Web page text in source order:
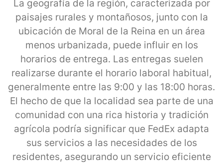
La geografía de la región, caracterizada por
paisajes rurales y montañosos, junto con la
ubicación de Moral de la Reina en un área
menos urbanizada, puede influir en los
horarios de entrega. Las entregas suelen
realizarse durante el horario laboral habitual,
generalmente entre las 9:00 y las 18:00 horas.
El hecho de que la localidad sea parte de una
comunidad con una rica historia y tradición
agrícola podría significar que FedEx adapta
sus servicios a las necesidades de los
residentes, asegurando un servicio eficiente